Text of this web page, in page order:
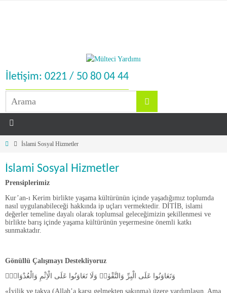
İletişim: 0221 / 50 80 04 44
İslami Sosyal Hizmetler
İslami Sosyal Hizmetler
Prensiplerimiz
Kur’an-ı Kerim birlikte yaşama kültürünün içinde yaşadığımız toplumda
nasıl uygulanabileceği hakkında ip uçları vermektedir. DİTİB, islami
değerler temeline dayalı olarak toplumsal geleceğimizin şekillenmesi ve
birlikte barış içinde yaşama kültürünün yeşermesine önemli katkı
sunmaktadır.
Gönüllü Çalışmayı Destekliyoruz
وَتَعَاوَنُوا عَلَى الْبِرِّ وَالتَّقْوٰىۖ وَلَا تَعَاوَنُوا عَلَى الْاِثْمِ وَالْعُدْوَانِۖ
«İyilik ve takva (Allah’a karşı gelmekten sakınma) üzere yardımlaşın. Ama